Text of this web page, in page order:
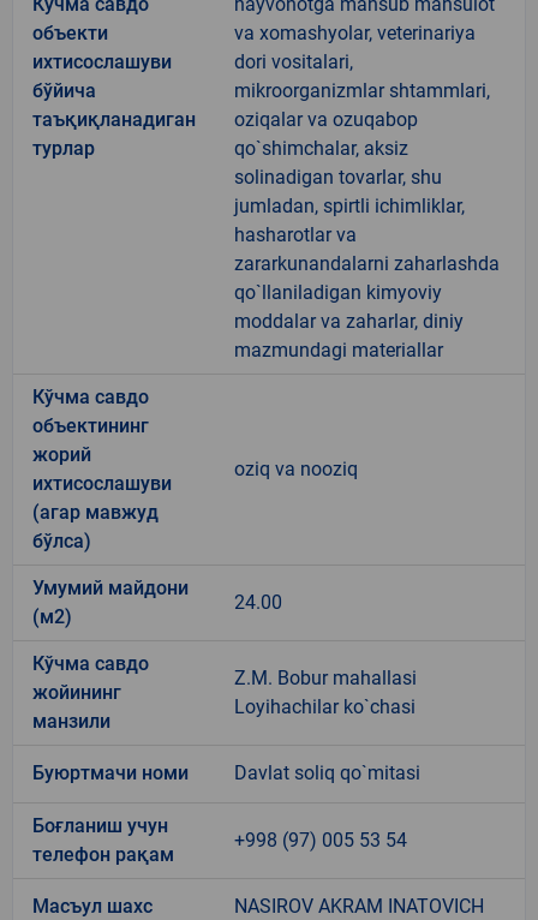
объекти
ихтисослашуви
бўйича
таъқиқланадиган
турлар
va xomashyolar, veterinariya
dori vositalari,
mikroorganizmlar shtammlari,
oziqalar va ozuqabop
qo`shimchalar, aksiz
solinadigan tovarlar, shu
jumladan, spirtli ichimliklar,
hasharotlar va
zararkunandalarni zaharlashda
qo`llaniladigan kimyoviy
moddalar va zaharlar, diniy
mazmundagi materiallar
Кўчма савдо
объектининг
жорий
ихтисослашуви
(агар мавжуд
бўлса)
oziq va nooziq
Умумий майдони
(м2)
24.00
Кўчма савдо
жойининг
манзили
Z.M. Bobur mahallasi
Loyihachilar ko`chasi
Буюртмачи номи Davlat soliq qo`mitasi
Боғланиш учун
телефон рақам
+998 (97) 005 53 54
Масъул шахс NASIROV AKRAM INATOVICH